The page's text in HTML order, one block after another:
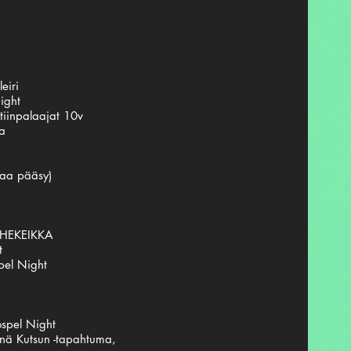
10v
pääsy)
Night
Night
Kutsun -tapahtuma,